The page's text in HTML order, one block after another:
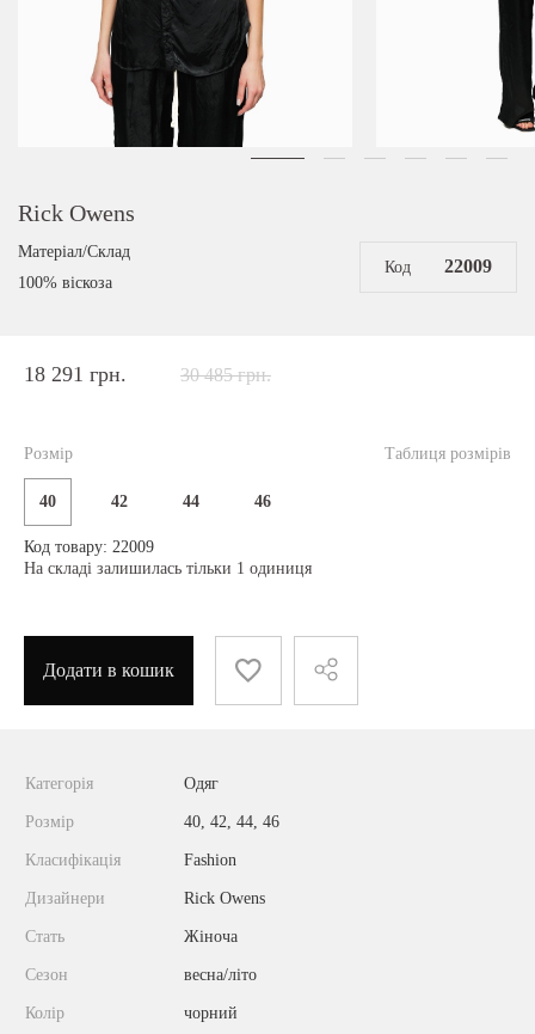
Rick Owens
Матеріал/Склад
100% віскоза
Код 22009
18 291 грн. 30 485 грн.
Таблиця розмірів
Розмір
40 42 44 46
Код товару: 22009
На складі залишилась тільки 1 одиниця
Додати в кошик
Категорія Одяг
Розмір 40, 42, 44, 46
Класифікація Fashion
Дизайнери Rick Owens
Стать Жіноча
Сезон весна/літо
Колір чорний